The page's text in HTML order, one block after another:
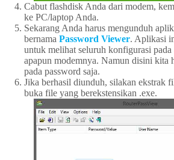
Cabut flashdisk Anda dari modem,
ke PC/laptop Anda.
Sekarang Anda harus mengunduh
bernama Password Viewer. Aplikasi
untuk melihat seluruh konfigurasi pada
apapun modemnya. Namun disini kita
pada password saja.
Jika berhasil diunduh, silakan ekstrak
buka file yang berekstensikan .exe.